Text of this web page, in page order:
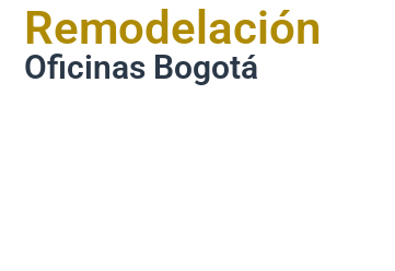
Remodelación
Oficinas Bogotá